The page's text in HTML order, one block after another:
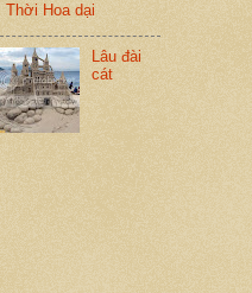
Thời Hoa dại
Lâu đài
cát